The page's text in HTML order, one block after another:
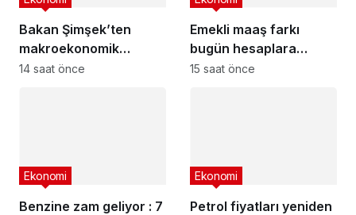
Bakan Şimşek’ten
makroekonomik
istikrar açıklaması
14 saat önce
Emekli maaş farkı
bugün hesaplara
yatıyor
15 saat önce
Benzine zam geliyor : 7
Ekonomi
Petrol fiyatları yeniden
Ekonomi